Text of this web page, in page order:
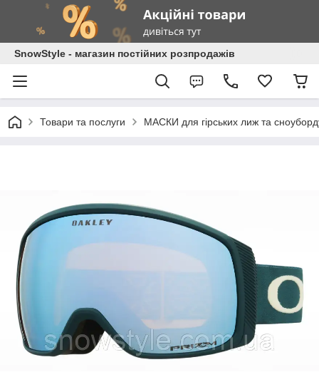
SnowStyle - магазин постійних розпродажів
Товари та послуги МАСКИ для гірських лиж та